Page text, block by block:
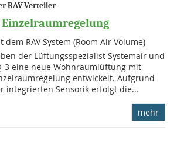
RAV-Verteiler
dem RAV System (Room Air Volume)
der Lüftungsspezialist Systemair und
3 eine neue Wohnraumlüftung mit
entwickelt. Aufgrund
integrierten Sensorik erfolgt die...
mehr